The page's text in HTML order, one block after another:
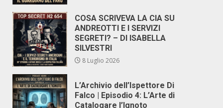
COSA SCRIVEVA LA CIA SU
ANDREOTTI E I SERVIZI
SEGRETI? – DI ISABELLA
SILVESTRI
8 Luglio 2026
L’Archivio dell’Ispettore Di
Falco | Episodio 4: L’Arte di
Catalogare l’Ignoto